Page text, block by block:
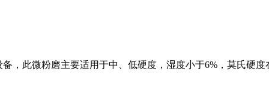
，此微粉磨主要适用于中、低硬度，湿度小于6%，莫氏硬